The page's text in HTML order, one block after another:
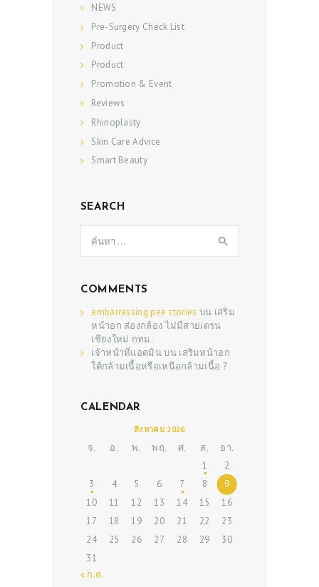
BEAUTY TIPS
PATIENT REVIEWS
PRE & POST CAUTIONS
CONSULT & RESERVATION
NEWS
Pre-Surgery Check List
Product
Product
Promotion & Event
Reviews
Rhinoplasty
Skin Care Advice
Smart Beauty
SEARCH
สำหรับ:
COMMENTS
embarrassing pee stories บน เสริม
หน้าอก ส่องกล้อง ไม่มีสายเดรน
เชียงใหม่ กทม.
เจ้าหน้าที่แอดมินบน เสริมหน้าอก
ใต้กล้ามเนื้อหรือเหนือกล้ามเนื้อ ?
CALENDAR
สิงหาคม 2026
จ. อ. พ. พฤ. ศ. ส. อา.
1
2
3
4 5 6 7 8
9
10
11 12 13 14 15
16
17
18 19 20 21 22
23
24
25 26 27 28 29
30
31
« ก.ค.